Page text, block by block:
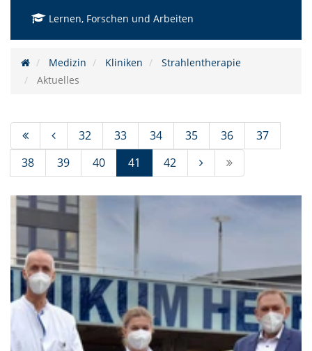
Lernen, Forschen und Arbeiten
Medizin Kliniken
Strahlentherapie
Aktuelles
32 33 34 35 36
37
38
39 40 41 (Standort)
42